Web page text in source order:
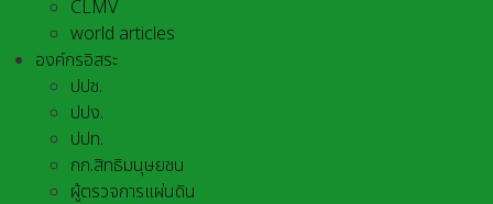
CLMV
world articles
องค์กรอิสระ
ปปช.
ปปง.
ปปท.
กก.สิทธิมนุษยชน
ผู้ตรวจการแผ่นดิน